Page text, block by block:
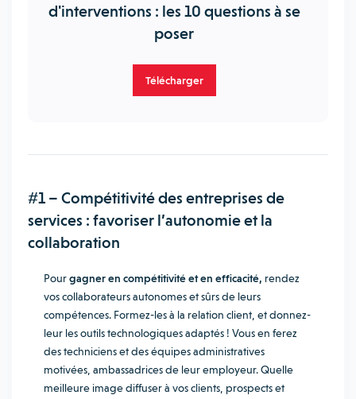
d'interventions : les 10 questions à se
poser
Télécharger
#1 – Compétitivité des entreprises de
services : favoriser l’autonomie et la
collaboration
Pourgagner en compétitivité et en efficacité, rendez
vos collaborateurs autonomes et sûrs de leurs
compétences. Formez-les à la relation client, et donnez-
leur les outils technologiques adaptés ! Vous en ferez
des techniciens et des équipes administratives
motivées, ambassadrices de leur employeur. Quelle
meilleure image diffuser à vos clients, prospects et